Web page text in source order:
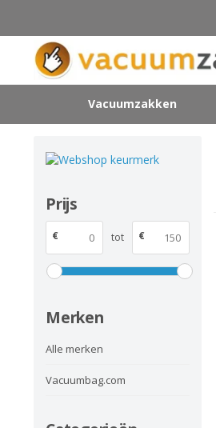
Vacuumzakken
Prijs
€ tot €
Merken
Alle merken
Vacuumbag.com